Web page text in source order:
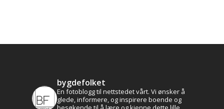
bygdefolket
En fotoblogg til nettstedet vårt. Vi ønsker å
glede, informere, og inspirere boende og